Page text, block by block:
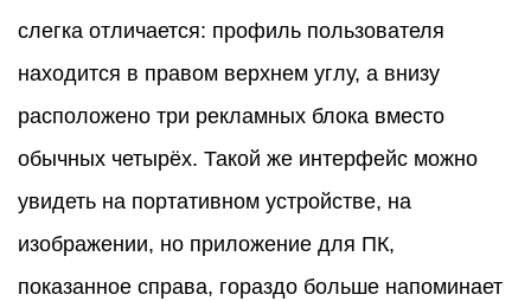
слегка отличается: профиль пользователя
находится в правом верхнем углу, а внизу
расположено три рекламных блока вместо
обычных четырёх. Такой же интерфейс можно
увидеть на портативном устройстве, на
изображении, но приложение для ПК,
показанное справа, гораздо больше напоминает